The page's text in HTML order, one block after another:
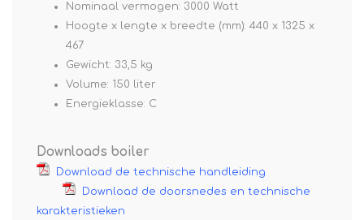
Nominaal vermogen: 3000 Watt
Hoogte x lengte x breedte (mm): 440 x 1325 x
467
Gewicht: 33,5 kg
Volume: 150 liter
Energieklasse: C
Downloads boiler
Download de technische handleiding
Download de doorsnedes en technische
karakteristieken